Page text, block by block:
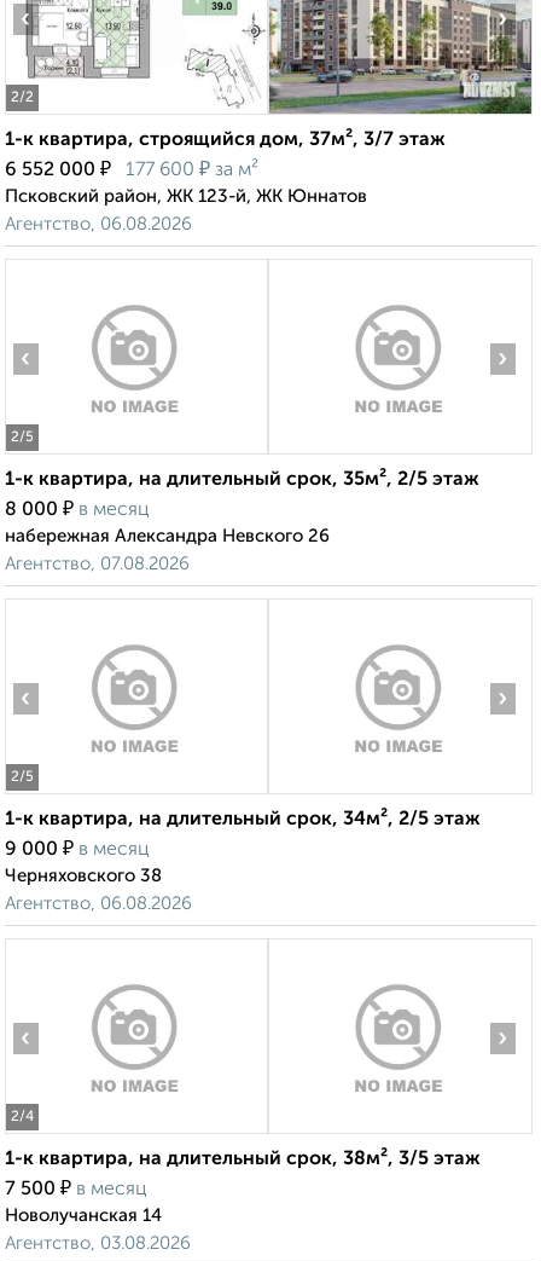
2/2
‹ ›
1-к квартира, строящийся дом, 37м², 3/7 этаж
6 552 000 ₽ 177 600 ₽ за м²
Псковский район, ЖК 123-й, ЖК Юннатов
Агентство, 06.08.2026
2/5
‹ ›
1-к квартира, на длительный срок, 35м², 2/5 этаж
8 000 ₽ в месяц
набережная Александра Невского 26
Агентство, 07.08.2026
2/5
‹ ›
1-к квартира, на длительный срок, 34м², 2/5 этаж
9 000 ₽ в месяц
Черняховского 38
Агентство, 06.08.2026
2/4
‹ ›
1-к квартира, на длительный срок, 38м², 3/5 этаж
7 500 ₽ в месяц
Новолучанская 14
Агентство, 03.08.2026